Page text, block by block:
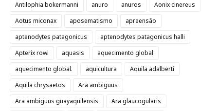
Antilophia bokermanni
anuro anuros
Aonix cinereus
Aotus miconax
aposematismo
apreensão
aptenodytes patagonicus
aptenodytes patagonicus halli
Apterix rowi
aquasis
aquecimento global
aquecimento global.
aquicultura
Aquila adalberti
Aquila chrysaetos
Ara ambiguus
Ara ambiguus guayaquilensis
Ara glaucogularis